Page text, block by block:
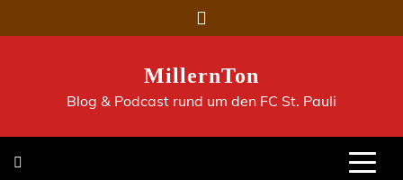
to
MillernTon
Blog & Podcast rund um den FC St. Pauli